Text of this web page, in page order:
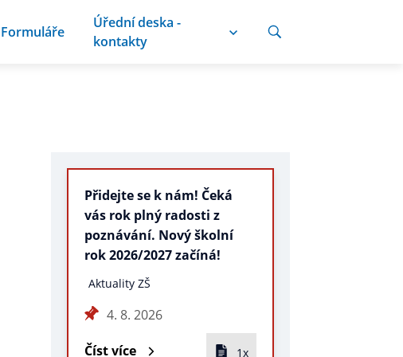
Formuláře
Úřední deska -
kontakty
Přidejte se k nám! Čeká
vás rok plný radosti z
poznávání. Nový školní
rok 2026/2027 začíná!
Aktuality ZŠ
4. 8. 2026
Číst více 1x